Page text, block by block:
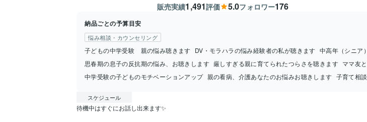
販売実績1,491評価 5.0フォロワー176
納品ごとの予算目安
悩み相談・カウンセリング
子どもの中学受験 親の悩み聴きます DV・モラハラの悩み経験者の私が聴きます 中高年（シニア
思春期の息子の反抗期の悩み、お聴きします 厳しすぎる親に育てられたつらさを聴きます ママ友
中学受験の子どものモチベーションアップ 親の看病、介護あなたのお悩みお聴きします 子育て相談
スケジュール
待機中はすぐにお話し出来ます✨